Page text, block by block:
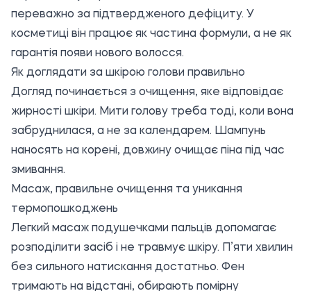
переважно за підтвердженого дефіциту. У
косметиці він працює як частина формули, а не як
гарантія появи нового волосся.
Як доглядати за шкірою голови правильно
Догляд починається з очищення, яке відповідає
жирності шкіри. Мити голову треба тоді, коли вона
забруднилася, а не за календарем. Шампунь
наносять на корені, довжину очищає піна під час
змивання.
Масаж, правильне очищення та уникання
термопошкоджень
Легкий масаж подушечками пальців допомагає
розподілити засіб і не травмує шкіру. П’яти хвилин
без сильного натискання достатньо. Фен
тримають на відстані, обирають помірну